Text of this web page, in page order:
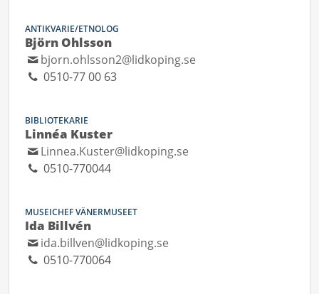
ANTIKVARIE/ETNOLOG
Björn Ohlsson
bjorn.ohlsson2@lidkoping.se
0510-77 00 63
BIBLIOTEKARIE
Linnéa Kuster
Linnea.Kuster@lidkoping.se
0510-770044
MUSEICHEF VÄNERMUSEET
Ida Billvén
ida.billven@lidkoping.se
0510-770064